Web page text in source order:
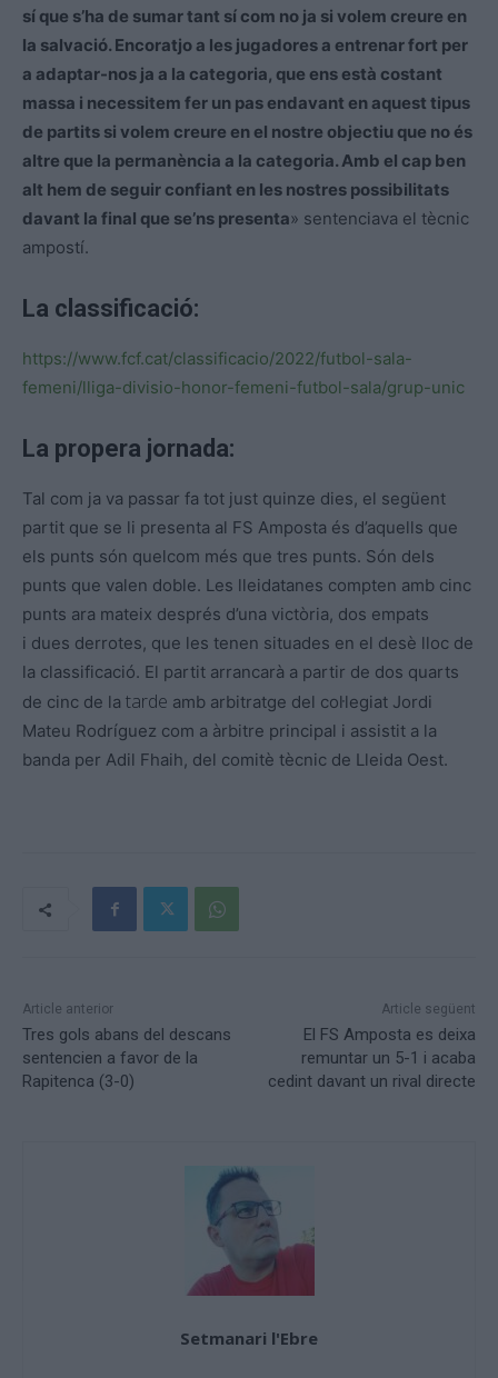
sí que s’ha de sumar tant sí com no ja si volem creure en
la salvació. Encoratjo a les jugadores a entrenar fort per
a adaptar-nos ja a la categoria, que ens està costant
massa i necessitem fer un pas endavant en aquest tipus
de partits si volem creure en el nostre objectiu que no és
altre que la permanència a la categoria. Amb el cap ben
alt hem de seguir confiant en les nostres possibilitats
davant la final que se’ns presenta» sentenciava el tècnic
ampostí.
La classificació:
https://www.fcf.cat/classificacio/2022/futbol-sala-
femeni/lliga-divisio-honor-femeni-futbol-sala/grup-unic
La propera jornada:
Tal com ja va passar fa tot just quinze dies, el següent
partit que se li presenta al FS Amposta és d’aquells que
els punts són quelcom més que tres punts. Són dels
punts que valen doble. Les lleidatanes compten amb cinc
punts ara mateix després d’una victòria, dos empats
i dues derrotes, que les tenen situades en el desè lloc de
la classificació. El partit arrancarà a partir de dos quarts
de cinc de la tarde amb arbitratge del col·legiat Jordi
Mateu Rodríguez com a àrbitre principal i assistit a la
banda per Adil Fhaih, del comitè tècnic de Lleida Oest.
Article anterior
Tres gols abans del descans
sentencien a favor de la
Rapitenca (3-0)
Article següent
El FS Amposta es deixa
remuntar un 5-1 i acaba
cedint davant un rival directe
Setmanari l'Ebre